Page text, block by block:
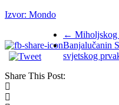
Izvor: Mondo
← Miholjskog
Banjalučanin
svjetskog
Share This Post: